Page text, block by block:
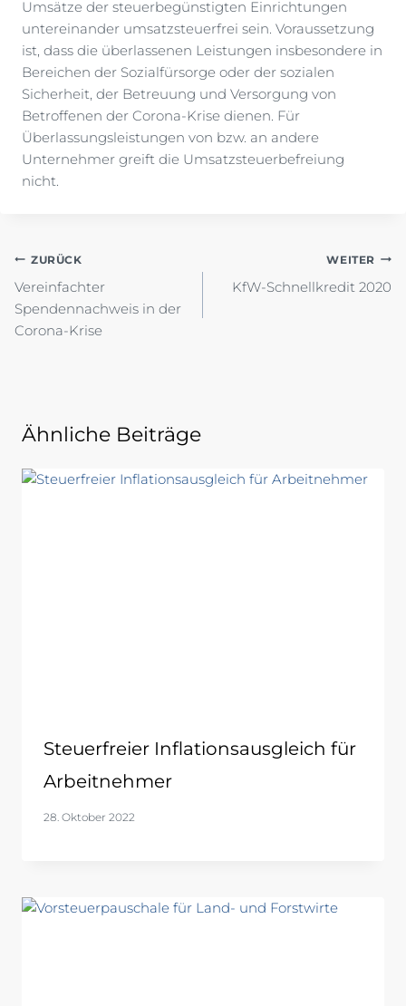
Umsätze der steuerbegünstigten Einrichtungen
untereinander umsatzsteuerfrei sein. Voraussetzung
ist, dass die überlassenen Leistungen insbesondere in
Bereichen der Sozialfürsorge oder der sozialen
Sicherheit, der Betreuung und Versorgung von
Betroffenen der Corona-Krise dienen. Für
Überlassungsleistungen von bzw. an andere
Unternehmer greift die Umsatzsteuerbefreiung
nicht.
Beitragsnavigation
ZURÜCK
Vereinfachter
Spendennachweis in der
Corona-Krise
WEITER
KfW-Schnellkredit 2020
Ähnliche Beiträge
Steuerfreier Inflationsausgleich für
Arbeitnehmer
28. Oktober 2022